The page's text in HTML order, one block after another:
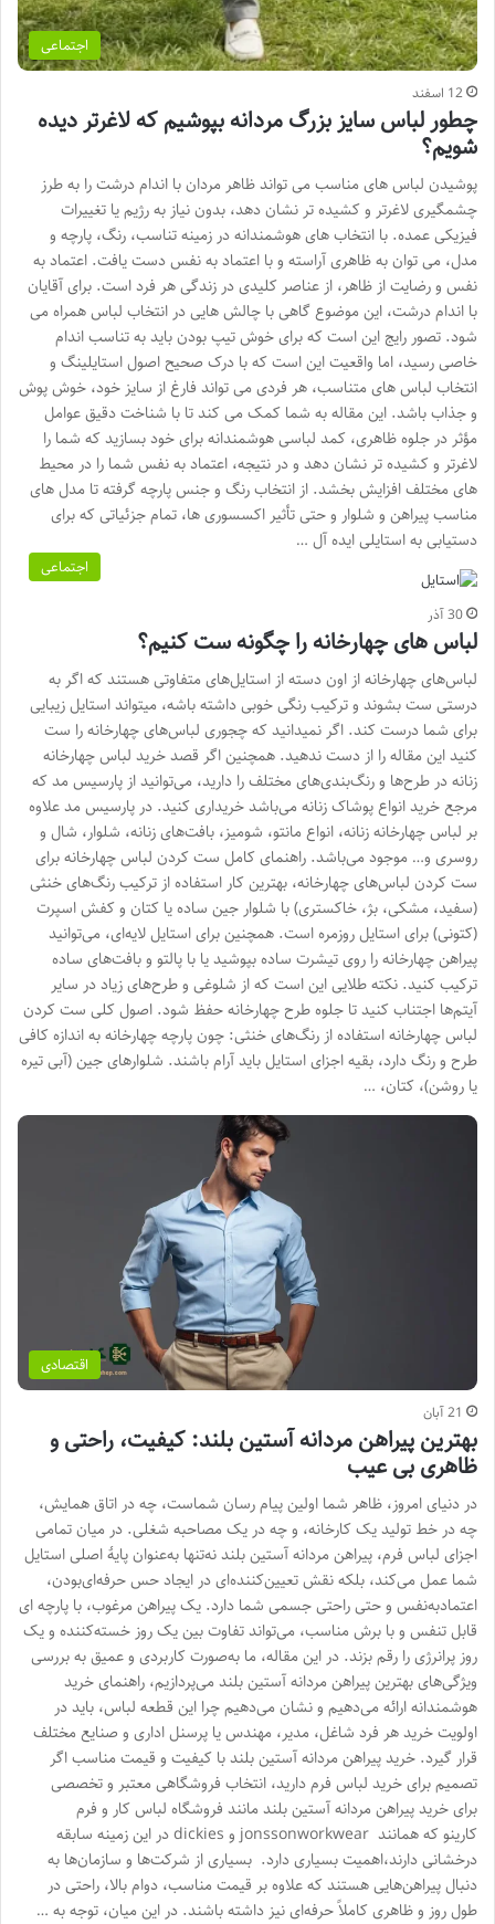
اجتماعی
12 اسفند
چطور لباس سایز بزرگ مردانه بپوشیم که لاغرتر دیده
شویم؟
پوشیدن لباس های مناسب می تواند ظاهر مردان با اندام درشت را به طرز
چشمگیری لاغرتر و کشیده تر نشان دهد، بدون نیاز به رژیم یا تغییرات
فیزیکی عمده. با انتخاب های هوشمندانه در زمینه تناسب، رنگ، پارچه و
مدل، می توان به ظاهری آراسته و با اعتماد به نفس دست یافت. اعتماد به
نفس و رضایت از ظاهر، از عناصر کلیدی در زندگی هر فرد است. برای آقایان
با اندام درشت، این موضوع گاهی با چالش هایی در انتخاب لباس همراه می
شود. تصور رایج این است که برای خوش تیپ بودن باید به تناسب اندام
خاصی رسید، اما واقعیت این است که با درک صحیح اصول استایلینگ و
انتخاب لباس های متناسب، هر فردی می تواند فارغ از سایز خود، خوش پوش
و جذاب باشد. این مقاله به شما کمک می کند تا با شناخت دقیق عوامل
مؤثر در جلوه ظاهری، کمد لباسی هوشمندانه برای خود بسازید که شما را
لاغرتر و کشیده تر نشان دهد و در نتیجه، اعتماد به نفس شما را در محیط
های مختلف افزایش بخشد. از انتخاب رنگ و جنس پارچه گرفته تا مدل های
مناسب پیراهن و شلوار و حتی تأثیر اکسسوری ها، تمام جزئیاتی که برای
دستیابی به استایلی ایده آل …
اجتماعی
30 آذر
لباس های چهارخانه را چگونه ست کنیم؟
لباس‌های چهارخانه از اون دسته از استایل‌های متفاوتی هستند که اگر به
درستی ست بشوند و ترکیب رنگی خوبی داشته باشه، میتواند استایل زیبایی
برای شما درست کند. اگر نمیدانید که چجوری لباس‌های چهارخانه را ست
کنید این مقاله را از دست ندهید. همچنین اگر قصد خرید لباس چهارخانه
زنانه در طرح‌ها و رنگ‌بندی‌های مختلف را دارید، می‌توانید از پارسیس مد که
مرجع خرید انواع پوشاک زنانه می‌باشد خریداری کنید. در پارسیس مد علاوه
بر لباس چهارخانه زنانه، انواع مانتو، شومیز، بافت‌‌های زنانه، شلوار، شال و
روسری و… موجود می‌باشد. راهنمای کامل ست کردن لباس چهارخانه برای
ست کردن لباس‌های چهارخانه، بهترین کار استفاده از ترکیب رنگ‌های خنثی
(سفید، مشکی، بژ، خاکستری) با شلوار جین ساده یا کتان و کفش اسپرت
(کتونی) برای استایل روزمره است. همچنین برای استایل لایه‌ای، می‌توانید
پیراهن چهارخانه را روی تیشرت ساده بپوشید یا با پالتو و بافت‌های ساده
ترکیب کنید. نکته طلایی این است که از شلوغی و طرح‌های زیاد در سایر
آیتم‌ها اجتناب کنید تا جلوه طرح چهارخانه حفظ شود. اصول کلی ست کردن
لباس چهارخانه استفاده از رنگ‌های خنثی: چون پارچه چهارخانه به اندازه کافی
طرح و رنگ دارد، بقیه اجزای استایل باید آرام باشند. شلوارهای جین (آبی تیره
یا روشن)، کتان، …
اقتصادی
21 آبان
بهترین پیراهن مردانه آستین بلند: کیفیت، راحتی و
ظاهری بی عیب
در دنیای امروز، ظاهر شما اولین پیام رسان شماست، چه در اتاق همایش،
چه در خط تولید یک کارخانه، و چه در یک مصاحبه شغلی. در میان تمامی
اجزای لباس فرم، پیراهن مردانه آستین بلند نه‌تنها به‌عنوان پایهٔ اصلی استایل
شما عمل می‌کند، بلکه نقش تعیین‌کننده‌ای در ایجاد حس حرفه‌ای‌بودن،
اعتماد‌به‌نفس و حتی راحتی جسمی شما دارد. یک پیراهن مرغوب، با پارچه ای
قابل تنفس و با برش مناسب، می‌تواند تفاوت بین یک روز خسته‌کننده و یک
روز پرانرژی را رقم بزند. در این مقاله، ما به‌صورت کاربردی و عمیق به بررسی
ویژگی‌های بهترین پیراهن مردانه آستین بلند می‌پردازیم، راهنمای خرید
هوشمندانه ارائه می‌دهیم و نشان می‌دهیم چرا این قطعه لباس، باید در
اولویت خرید هر فرد شاغل، مدیر، مهندس یا پرسنل اداری و صنایع مختلف
قرار گیرد. خرید پیراهن مردانه آستین بلند با کیفیت و قیمت مناسب اگر
تصمیم برای خرید لباس فرم دارید، انتخاب فروشگاهی معتبر و تخصصی
برای خرید پیراهن مردانه آستین بلند مانند فروشگاه لباس کار و فرم
کارینو که همانند jonssonworkwear و dickies در این زمینه سابقه
درخشانی دارند،اهمیت بسیاری دارد. بسیاری از شرکت‌ها و سازمان‌ها به
دنبال پیراهن‌هایی هستند که علاوه بر قیمت مناسب، دوام بالا، راحتی در
طول روز و ظاهری کاملاً حرفه‌ای نیز داشته باشند. در این میان، توجه به …